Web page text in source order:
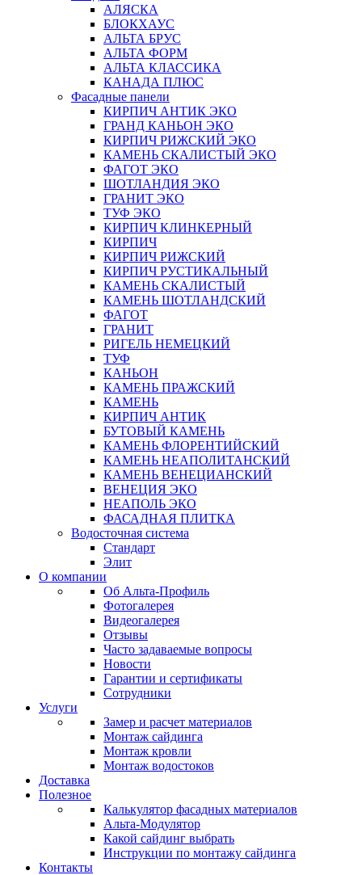
АЛЯСКА
БЛОКХАУС
АЛЬТА БРУС
АЛЬТА ФОРМ
АЛЬТА КЛАССИКА
КАНАДА ПЛЮС
Фасадные панели
КИРПИЧ АНТИК ЭКО
ГРАНД КАНЬОН ЭКО
КИРПИЧ РИЖСКИЙ ЭКО
КАМЕНЬ СКАЛИСТЫЙ ЭКО
ФАГОТ ЭКО
ШОТЛАНДИЯ ЭКО
ГРАНИТ ЭКО
ТУФ ЭКО
КИРПИЧ КЛИНКЕРНЫЙ
КИРПИЧ
КИРПИЧ РИЖСКИЙ
КИРПИЧ РУСТИКАЛЬНЫЙ
КАМЕНЬ СКАЛИСТЫЙ
КАМЕНЬ ШОТЛАНДСКИЙ
ФАГОТ
ГРАНИТ
РИГЕЛЬ НЕМЕЦКИЙ
ТУФ
КАНЬОН
КАМЕНЬ ПРАЖСКИЙ
КАМЕНЬ
КИРПИЧ АНТИК
БУТОВЫЙ КАМЕНЬ
КАМЕНЬ ФЛОРЕНТИЙСКИЙ
КАМЕНЬ НЕАПОЛИТАНСКИЙ
КАМЕНЬ ВЕНЕЦИАНСКИЙ
ВЕНЕЦИЯ ЭКО
НЕАПОЛЬ ЭКО
ФАСАДНАЯ ПЛИТКА
Водосточная система
Стандарт
Элит
О компании
Об Альта-Профиль
Фотогалерея
Видеогалерея
Отзывы
Часто задаваемые вопросы
Новости
Гарантии и сертификаты
Сотрудники
Услуги
Замер и расчет материалов
Монтаж сайдинга
Монтаж кровли
Монтаж водостоков
Доставка
Полезное
Калькулятор фасадных материалов
Альта-Модулятор
Какой сайдинг выбрать
Инструкции по монтажу сайдинга
Контакты